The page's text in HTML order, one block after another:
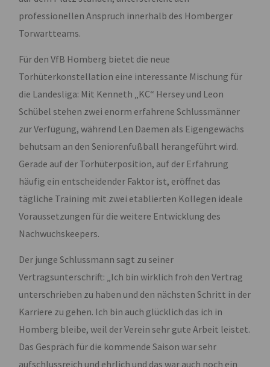
professionellen Anspruch innerhalb des Homberger
Torwartteams.
Für den VfB Homberg bietet die neue
Torhüterkonstellation eine interessante Mischung für
die Landesliga: Mit Kenneth „KC“ Hersey und Leon
Schübel stehen zwei enorm erfahrene Schlussmänner
zur Verfügung, während Len Daemen als Eigengewächs
behutsam an den Seniorenfußball herangeführt wird.
Gerade auf der Torhüterposition, auf der Erfahrung
häufig ein entscheidender Faktor ist, eröffnet das
tägliche Training mit zwei etablierten Kollegen ideale
Voraussetzungen für die weitere Entwicklung des
Nachwuchskeepers.
Der junge Schlussmann sagt zu seiner
Vertragsunterschrift: „Ich bin wirklich froh den Vertrag
unterschrieben zu haben und den nächsten Schritt in der
Karriere zu gehen. Ich bin auch glücklich das ich in
Homberg bleibe, weil der Verein sehr gute Arbeit leistet.
Das Gespräch für die kommende Saison war sehr
aufschlussreich und ehrlich und das war auch noch ein